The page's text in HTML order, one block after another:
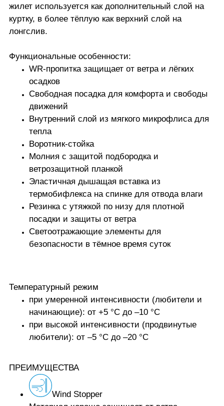
жилет используется как дополнительный слой на
куртку, в более тёплую как верхний слой на
лонгслив.
Функциональные особенности:
WR-пропитка защищает от ветра и лёгких
осадков
Свободная посадка для комфорта и свободы
движений
Внутренний слой из мягкого микрофлиса для
тепла
Воротник-стойка
Молния с защитой подбородка и
ветрозащитной планкой
Эластичная дышащая вставка из
термобифлекса на спинке для отвода влаги
Резинка с утяжкой по низу для плотной
посадки и защиты от ветра
Светоотражающие элементы для
безопасности в тёмное время суток
Температурный режим
при умеренной интенсивности (любители и
начинающие): от +5 °C до –10 °C
при высокой интенсивности (продвинутые
любители): от –5 °C до –20 °C
ПРЕИМУЩЕСТВА
Wind Stopper